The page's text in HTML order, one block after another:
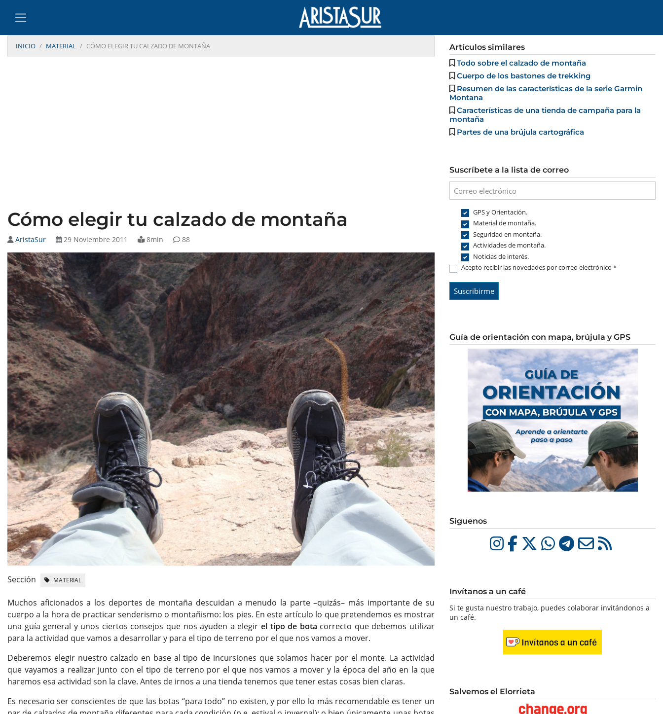
INICIO MATERIAL CÓMO ELEGIR TU CALZADO DE MONTAÑA
Cómo elegir tu calzado de montaña
AristaSur 29 Noviembre 2011 8min 88
Sección MATERIAL
Muchos aficionados a los deportes de montaña descuidan a menudo la parte –quizás– más importante de su
cuerpo a la hora de practicar senderismo o montañismo: los pies. En este artículo lo que pretendemos es mostrar
una guía general y unos ciertos consejos que nos ayuden a elegir el tipo de bota correcto que debemos utilizar
para la actividad que vamos a desarrollar y para el tipo de terreno por el que nos vamos a mover.
Deberemos elegir nuestro calzado en base al tipo de incursiones que solamos hacer por el monte. La actividad
que vayamos a realizar junto con el tipo de terreno por el que nos vamos a mover y la época del año en la que
haremos esa actividad son la clave. Antes de irnos a una tienda tenemos que tener estas cosas bien claras.
Es necesario ser conscientes de que las botas “para todo” no existen, y por ello lo más recomendable es tener un
Artículos similares
Todo sobre el calzado de montaña
Cuerpo de los bastones de trekking
Resumen de las características de la serie Garmin
Montana
Características de una tienda de campaña para la
montaña
Partes de una brújula cartográfica
Suscríbete a la lista de correo
GPS y Orientación.
Material de montaña.
Seguridad en montaña.
Actividades de montaña.
Noticias de interés.
Acepto recibir las novedades por correo electrónico *
Guía de orientación con mapa, brújula y GPS
Síguenos
Invítanos a un café
Si te gusta nuestro trabajo, puedes colaborar invitándonos a
un café.
Salvemos el Elorrieta